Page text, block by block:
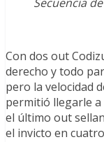
Con dos out
derecho y todo
pero la velocidad
permitió llegarle
el último out
el invicto en